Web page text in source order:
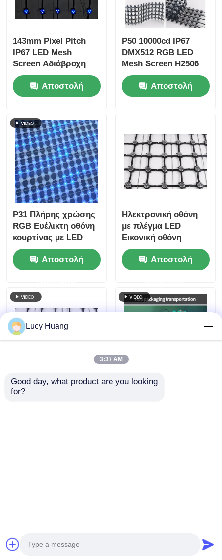
143mm Pixel Pitch
IP67 LED Mesh
Screen Αδιάβροχη
εξωτερική διαφανής
οθόνη για πολιτιστικά
τουριστικά έργα
Αποστολή
P50 10000cd IP67
DMX512 RGB LED
Mesh Screen H2506
Pixels DC 12V
Υπαίθρια οθόνη
διαφήμισης
Αποστολή
P31 Πλήρης χρώσης
RGB Ευέλικτη οθόνη
κουρτίνας με LED
πλέγμα IP67
Αδιάβροχη DC12V για
εξωτερική
προσόφων κτιρίων
Αποστολή
Ηλεκτρονική οθόνη
με πλέγμα LED
Εικονική οθόνη
τοίχου βίντεο
Ευέλικτη εξωτερική
διαφανής κουρτίνα
για το κτίριο
Αποστολή
143 mm Pixel Pixel
P31.25 8000 Nits
Lighting Optoelectronics Co., Ltd.. All Rights
Lucy Huang
3:37 AM
Good day, what product are you looking
for?